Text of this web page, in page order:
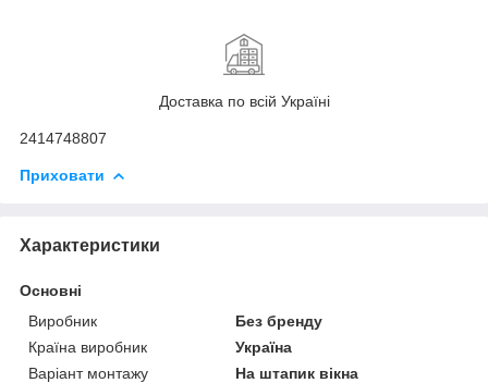
Доставка по всій Україні
2414748807
Приховати
Характеристики
Основні
Виробник
Без бренду
Країна виробник
Україна
Варіант монтажу
На штапик вікна